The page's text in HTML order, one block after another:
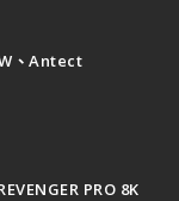
、Antect
PRO 8K